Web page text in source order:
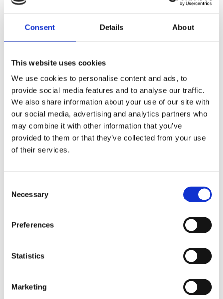
Consent Details About
This website uses cookies
We use cookies to personalise content and ads, to
provide social media features and to analyse our traffic.
We also share information about your use of our site with
our social media, advertising and analytics partners who
may combine it with other information that you’ve
provided to them or that they’ve collected from your use
of their services.
Selection
Necessary
Preferences
Statistics
Marketing
Standard ist Cloudflare Zaraz. Genauso läuft Google Server-Side
Tagging (GTM Server-Side) oder ein anderer Anbieter – du
entscheidest.